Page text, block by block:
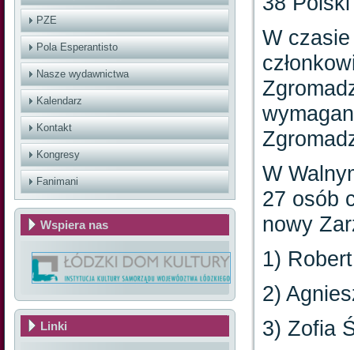
PZE
Pola Esperantisto
Nasze wydawnictwa
Kalendarz
Kontakt
Kongresy
Fanimani
Wspiera nas
Linki
W
W
27 osób
nowy
1)
2)
3) Zofia